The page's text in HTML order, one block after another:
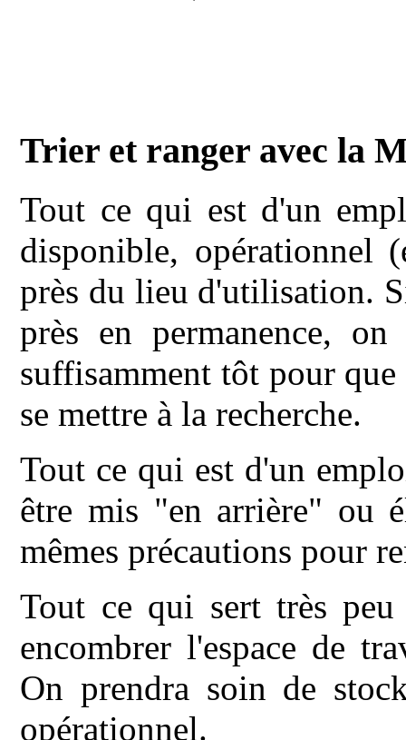
Trier et ranger avec la
Tout ce qui est d'un
disponible, opérationnel
près du lieu d'utilisation.
près en permanence,
suffisamment tôt pour
se mettre à la recherche.
Tout ce qui est d'un
être mis "en arrière" ou
mêmes précautions pour
Tout ce qui sert très
encombrer l'espace de
On prendra soin de
opérationnel.